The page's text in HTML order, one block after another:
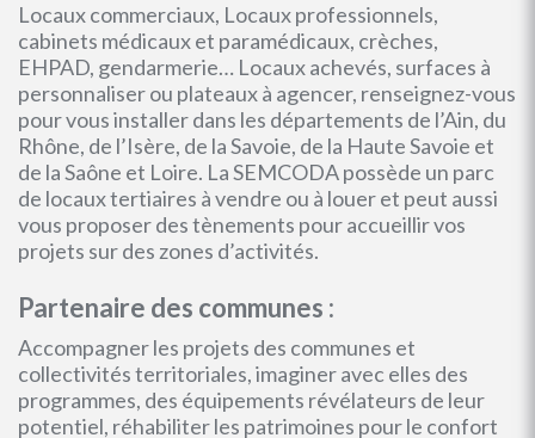
Locaux commerciaux, Locaux professionnels,
cabinets médicaux et paramédicaux, crèches,
EHPAD, gendarmerie… Locaux achevés, surfaces à
personnaliser ou plateaux à agencer, renseignez-vous
pour vous installer dans les départements de l’Ain, du
Rhône, de l’Isère, de la Savoie, de la Haute Savoie et
de la Saône et Loire. La SEMCODA possède un parc
de locaux tertiaires à vendre ou à louer et peut aussi
vous proposer des tènements pour accueillir vos
projets sur des zones d’activités.
Partenaire des communes :
Accompagner les projets des communes et
collectivités territoriales, imaginer avec elles des
programmes, des équipements révélateurs de leur
potentiel, réhabiliter les patrimoines pour le confort